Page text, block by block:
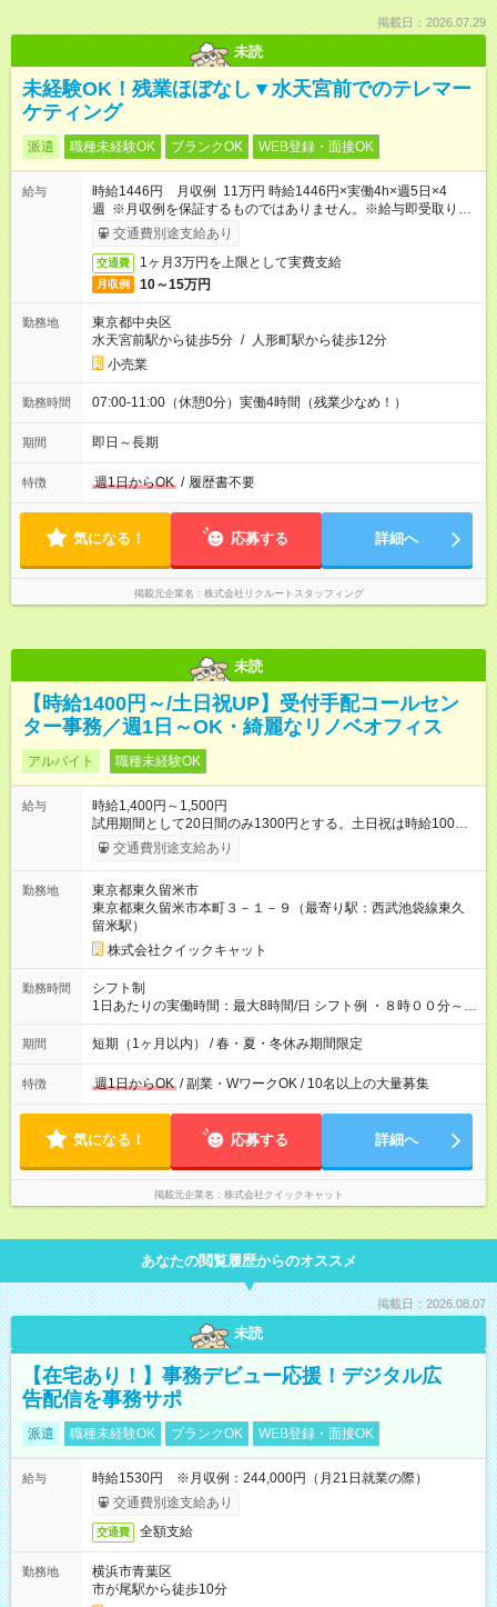
掲載日：2026.07.29
未読
未経験OK！残業ほぼなし▼水天宮前でのテレマー
ケティング
派遣 職種未経験OK ブランクOK WEB登録・面接OK
給与
時給1446円 月収例 11万円 時給1446円×実働4h×週5日×4
週 ※月収例を保証するものではありません。※給与即受取りサ
ービス利用可（利用条件有）
交通費別途支給あり
交通費 1ヶ月3万円を上限として実費支給
月収例 10～15万円
勤務地
東京都中央区
水天宮前駅から徒歩5分 / 人形町駅から徒歩12分
小売業
勤務時間 07:00-11:00（休憩0分）実働4時間（残業少なめ！）
期間 即日～長期
特徴 週1日からOK / 履歴書不要
気になる！ 応募する 詳細へ
掲載元企業名 株式会社リクルートスタッフィング
未読
【時給1400円～/土日祝UP】受付手配コールセン
ター事務／週1日～OK・綺麗なリノベオフィス
アルバイト 職種未経験OK
給与
時給1,400円～1,500円
試用期間として20日間のみ1300円とする。土日祝は時給100円
アップ！ 【試用期間】試用期間あり 試用期間の長さ：1ヶ月
※ 雇用形態と給与に、本採用時と異なる部分があります。 雇用
用期間として20日間のみ1300円とする。土日祝は時給100円ア
ップ！
交通費別途支給あり
勤務地
東京都東久留米市
東京都東久留米市本町３－１－９（最寄り駅：西武池袋線東久
留米駅）
株式会社クイックキャット
勤務時間
シフト制
1日あたりの実働時間：最大8時間/日 シフト例 ・８時００分～１
４時００分 ・８時００分～１７時００分 ・１４時００分～２０
時００分 ・１４時００分～２２時００分 ・１７時００分～２２
期間 短期（1ヶ月以内） / 春・夏・冬休み期間限定
特徴 週1日からOK / 副業・WワークOK / 10名以上の大量募集
気になる！ 応募する 詳細へ
掲載元企業名 株式会社クイックキャット
あなたの閲覧履歴からのオススメ
掲載日：2026.08.07
未読
【在宅あり！】事務デビュー応援！デジタル広
告配信を事務サポ
派遣 職種未経験OK ブランクOK WEB登録・面接OK
給与
時給1530円 ※月収例：244,000円（月21日就業の際）
交通費別途支給あり
交通費 全額支給
勤務地
横浜市青葉区
市が尾駅から徒歩10分